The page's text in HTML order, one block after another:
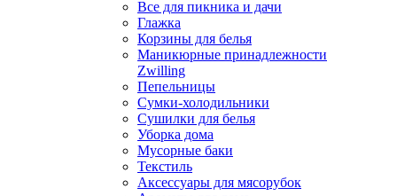
Все для пикника и дачи
Глажка
Корзины для белья
Маникюрные принадлежности
Zwilling
Пепельницы
Сумки-холодильники
Сушилки для белья
Уборка дома
Мусорные баки
Текстиль
Аксессуары для мясорубок